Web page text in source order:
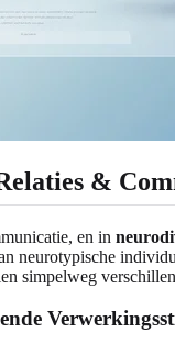
&
en in
neurotypische
simpelweg